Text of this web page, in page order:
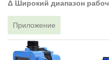
Δ Широкий диапазон
Приложение